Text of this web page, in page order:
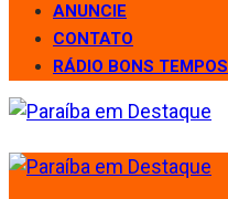
ANUNCIE
CONTATO
RÁDIO BONS TEMPOS